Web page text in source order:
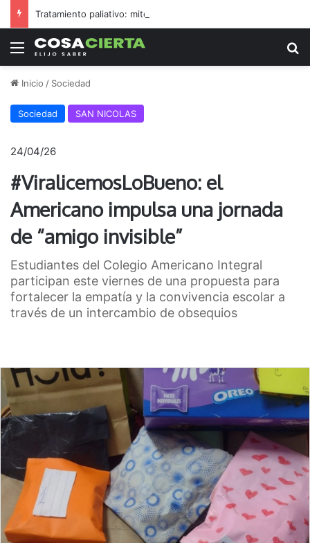
Tratamiento paliativo: mitos y realidades
Menú
Inicio / Sociedad
Sociedad SAN NICOLAS
24/04/26
#ViralicemosLoBueno: el
Americano impulsa una jornada
de “amigo invisible”
Estudiantes del Colegio Americano Integral
participan este viernes de una propuesta para
fortalecer la empatía y la convivencia escolar a
través de un intercambio de obsequios